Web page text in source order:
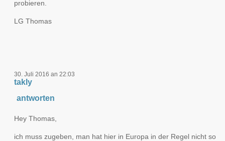
probieren.
LG Thomas
30. Juli 2016 an 22:03
takly
antworten
Hey Thomas,
ich muss zugeben, man hat hier in Europa in der Regel nicht so